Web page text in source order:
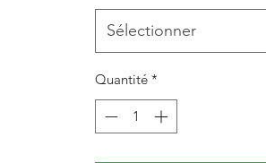
Sélectionner
Quantité *